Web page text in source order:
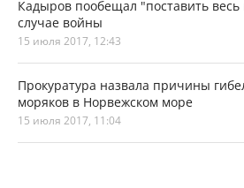
Кадыров пообещал "поставить
случае войны
15 июля 2017, 12:43
Прокуратура назвала причины
моряков в Норвежском море
15 июля 2017, 11:04